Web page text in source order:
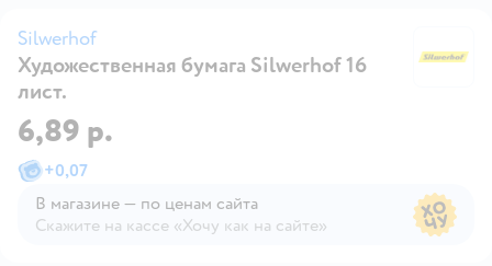
Silwerhof
Художественная бумага Silwerhof 16
лист.
6,89 р.
+0,07
В магазине — по ценам сайта
Скажите на кассе «Хочу как на сайте»